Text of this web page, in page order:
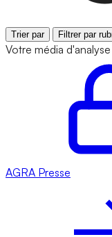
Trier par Filtrer par
Votre média
AGRA Presse